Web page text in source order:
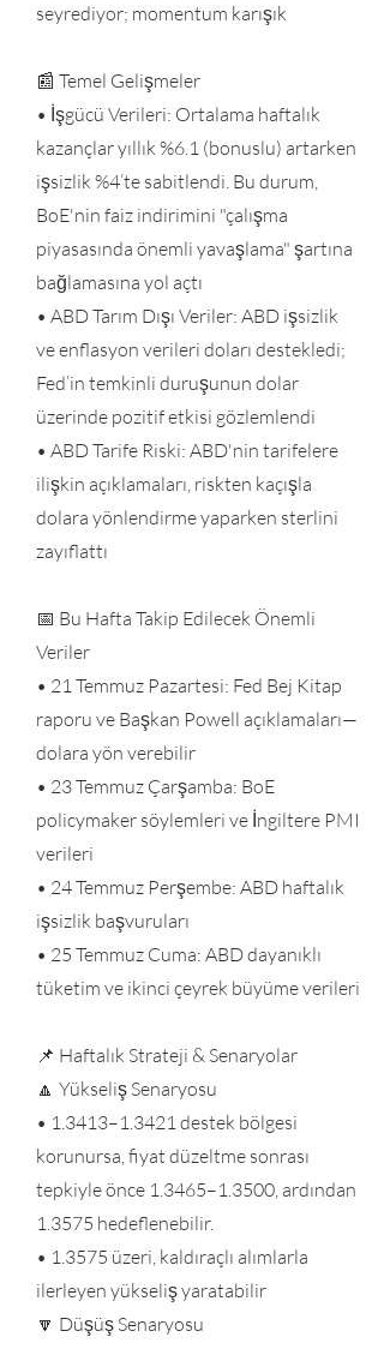
seyrediyor; momentum karışık
📰 Temel Gelişmeler
• İşgücü Verileri: Ortalama haftalık
kazançlar yıllık %6.1 (bonuslu) artarken
işsizlik %4’te sabitlendi. Bu durum,
BoE'nin faiz indirimini "çalışma
piyasasında önemli yavaşlama" şartına
bağlamasına yol açtı
• ABD Tarım Dışı Veriler: ABD işsizlik
ve enflasyon verileri doları destekledi;
Fed’in temkinli duruşunun dolar
üzerinde pozitif etkisi gözlemlendi
• ABD Tarife Riski: ABD'nin tarifelere
ilişkin açıklamaları, riskten kaçışla
dolara yönlendirme yaparken sterlini
zayıflattı
📅 Bu Hafta Takip Edilecek Önemli
Veriler
• 21 Temmuz Pazartesi: Fed Bej Kitap
raporu ve Başkan Powell açıklamaları—
dolara yön verebilir
• 23 Temmuz Çarşamba: BoE
policymaker söylemleri ve İngiltere PMI
verileri
• 24 Temmuz Perşembe: ABD haftalık
işsizlik başvuruları
• 25 Temmuz Cuma: ABD dayanıklı
tüketim ve ikinci çeyrek büyüme verileri
📌 Haftalık Strateji & Senaryolar
🔼 Yükseliş Senaryosu
• 1.3413–1.3421 destek bölgesi
korunursa, fiyat düzeltme sonrası
tepkiyle önce 1.3465–1.3500, ardından
1.3575 hedeflenebilir.
• 1.3575 üzeri, kaldıraçlı alımlarla
ilerleyen yükseliş yaratabilir
🔽 Düşüş Senaryosu